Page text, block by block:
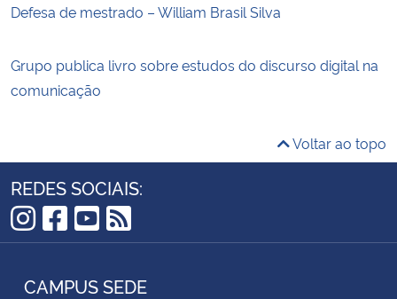
Defesa de mestrado – William Brasil Silva
Grupo publica livro sobre estudos do discurso digital na
comunicação
Voltar ao topo
REDES SOCIAIS:
Instagram
Facebook
YouTube
RSS
CAMPUS SEDE